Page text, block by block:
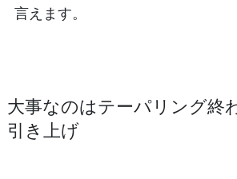
言えます。
大事なのはテーパリング終
引き上げ